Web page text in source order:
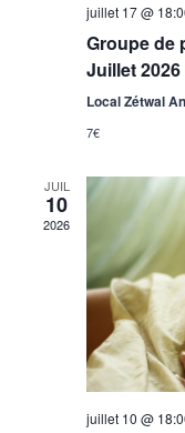
juillet 17 @
Groupe de
Juillet 2026
Local Zétwal
7€
JUIL
10
2026
juillet 10 @